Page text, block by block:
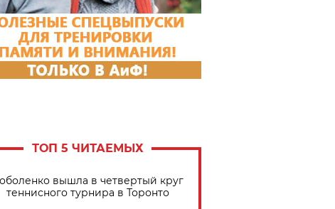
ТОП 5 ЧИТАЕМЫХ
вышла в четвертый круг
теннисного турнира в Торонто